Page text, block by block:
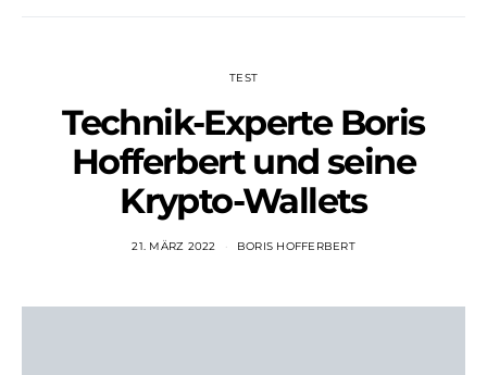
TEST
Technik-Experte Boris
Hofferbert und seine
Krypto-Wallets
21. MÄRZ 2022 BORIS HOFFERBERT